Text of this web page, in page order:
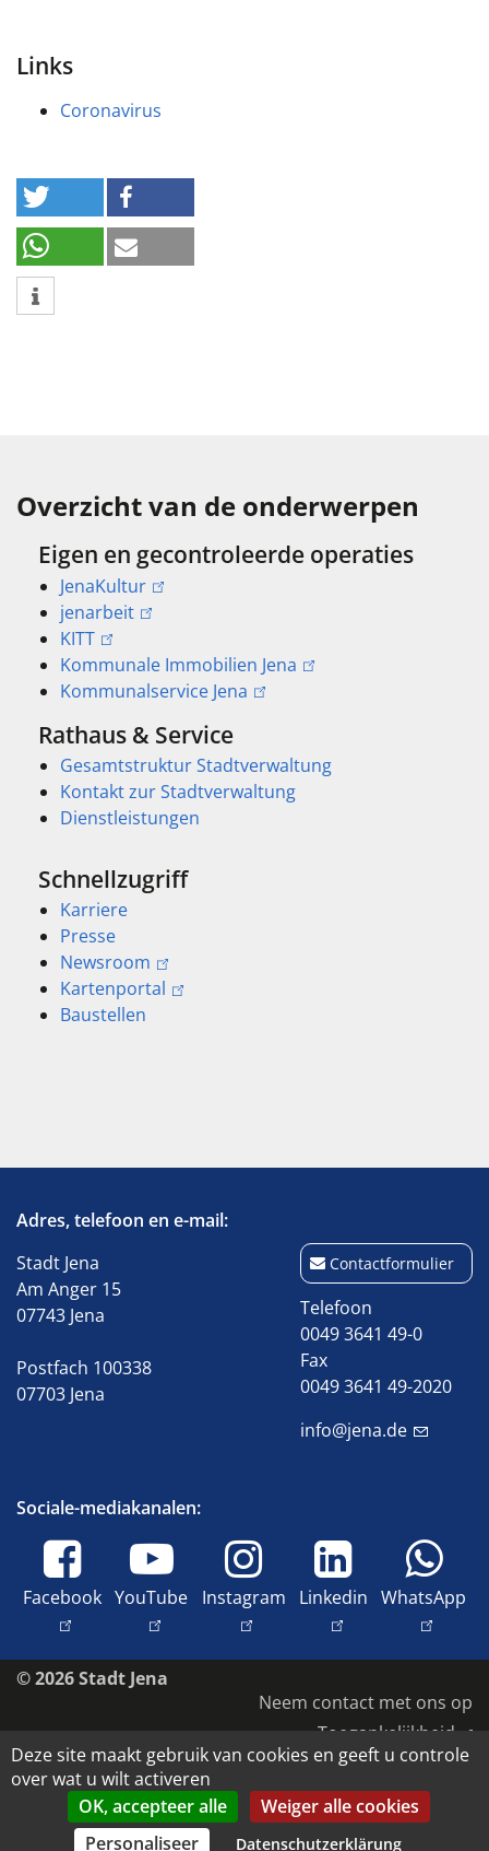
Links
Coronavirus
Overzicht van de onderwerpen
Eigen en gecontroleerde operaties
JenaKultur
jenarbeit
KITT
Kommunale Immobilien Jena
Kommunalservice Jena
Rathaus & Service
Gesamtstruktur Stadtverwaltung
Kontakt zur Stadtverwaltung
Dienstleistungen
Schnellzugriff
Karriere
Presse
Newsroom
Kartenportal
Baustellen
Adres, telefoon en e-mail:
Stadt Jena
Am Anger 15
07743 Jena
Postfach 100338
07703 Jena
Contactformulier
Telefoon
0049 3641 49-0
Fax
0049 3641 49-2020
info@jena.de
Sociale-mediakanalen:
Facebook YouTube Instagram Linkedin WhatsApp
© 2026 Stadt Jena
Neem contact met ons op
Toegankelijkheid
Gegevensbescherming
Afdruk
Auteursrecht en beeldrechten
Deze site maakt gebruik van cookies en geeft u controle
over wat u wilt activeren
OK, accepteer alle
Weiger alle cookies
Personaliseer
Datenschutzerklärung